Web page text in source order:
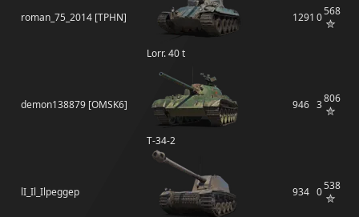
roman_75_2014 [TPHN]
Lorr. 40 t
1291 0568
demon138879 [OMSK6]
T-34-2
946 3806
lI_Il_Ilpeggep 934 0538